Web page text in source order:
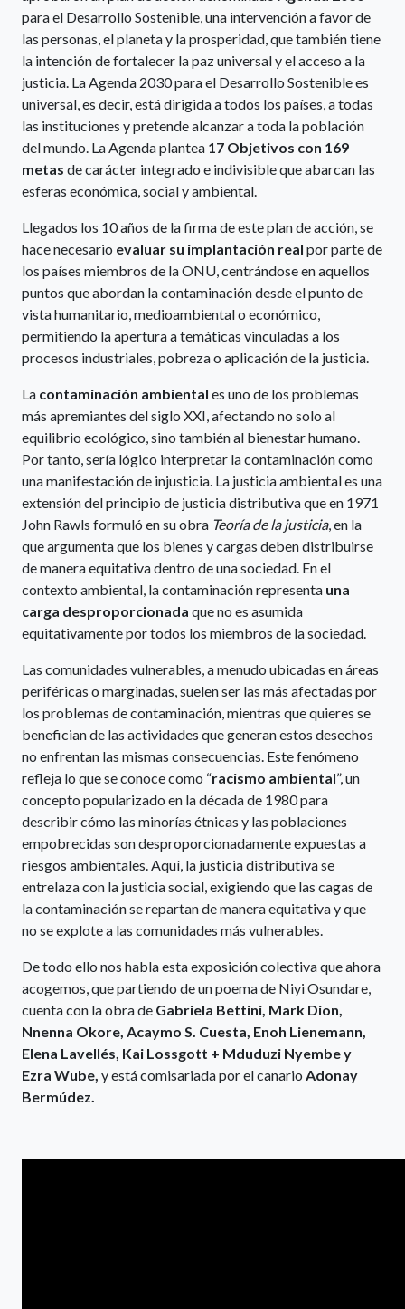
para el Desarrollo Sostenible, una intervención a favor de
las personas, el planeta y la prosperidad, que también tiene
la intención de fortalecer la paz universal y el acceso a la
justicia. La Agenda 2030 para el Desarrollo Sostenible es
universal, es decir, está dirigida a todos los países, a todas
las instituciones y pretende alcanzar a toda la población
del mundo. La Agenda plantea 17 Objetivos con 169
metas de carácter integrado e indivisible que abarcan las
esferas económica, social y ambiental.
Llegados los 10 años de la firma de este plan de acción, se
hace necesario evaluar su implantación real por parte de
los países miembros de la ONU, centrándose en aquellos
puntos que abordan la contaminación desde el punto de
vista humanitario, medioambiental o económico,
permitiendo la apertura a temáticas vinculadas a los
procesos industriales, pobreza o aplicación de la justicia.
La contaminación ambiental es uno de los problemas
más apremiantes del siglo XXI, afectando no solo al
equilibrio ecológico, sino también al bienestar humano.
Por tanto, sería lógico interpretar la contaminación como
una manifestación de injusticia. La justicia ambiental es una
extensión del principio de justicia distributiva que en 1971
John Rawls formuló en su obra Teoría de la justicia, en la
que argumenta que los bienes y cargas deben distribuirse
de manera equitativa dentro de una sociedad. En el
contexto ambiental, la contaminación representa una
carga desproporcionada que no es asumida
equitativamente por todos los miembros de la sociedad.
Las comunidades vulnerables, a menudo ubicadas en áreas
periféricas o marginadas, suelen ser las más afectadas por
los problemas de contaminación, mientras que quieres se
benefician de las actividades que generan estos desechos
no enfrentan las mismas consecuencias. Este fenómeno
refleja lo que se conoce como “racismo ambiental”, un
concepto popularizado en la década de 1980 para
describir cómo las minorías étnicas y las poblaciones
empobrecidas son desproporcionadamente expuestas a
riesgos ambientales. Aquí, la justicia distributiva se
entrelaza con la justicia social, exigiendo que las cagas de
la contaminación se repartan de manera equitativa y que
no se explote a las comunidades más vulnerables.
De todo ello nos habla esta exposición colectiva que ahora
acogemos, que partiendo de un poema de Niyi Osundare,
cuenta con la obra de Gabriela Bettini, Mark Dion,
Nnenna Okore, Acaymo S. Cuesta, Enoh Lienemann,
Elena Lavellés, Kai Lossgott + Mduduzi Nyembe y
Ezra Wube, y está comisariada por el canario Adonay
Bermúdez.